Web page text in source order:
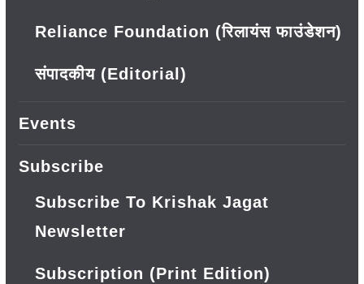
Reliance Foundation (रिलायंस फाउंडेशन)
संपादकीय (Editorial)
Events
Subscribe
Subscribe To Krishak Jagat
Newsletter
Subscription (Print Edition)